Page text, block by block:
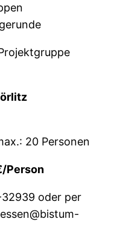
20 Personen
Person
oder per